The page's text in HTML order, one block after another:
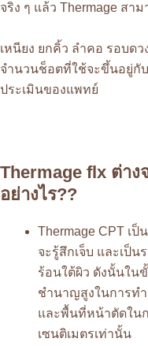
จริง ๆ แล้ว Thermage สา
เหนียง ยกคิ้ว ลำคอ รอบด
จำนวนช็อตที่ใช้จะขึ้นอยู่กั
ประเมินของแพทย์
Thermage flx ต่าง
อย่างไร??
Thermage CPT เ
จะรู้สึกเจ็บ และเป็
ร้อนใต้ผิว ดังนั้นใน
ชำนาญสูงในการทำ
และพื้นที่หน้าตัดใน
เซนติเมตรเท่านั้น